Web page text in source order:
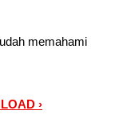
memahami
›